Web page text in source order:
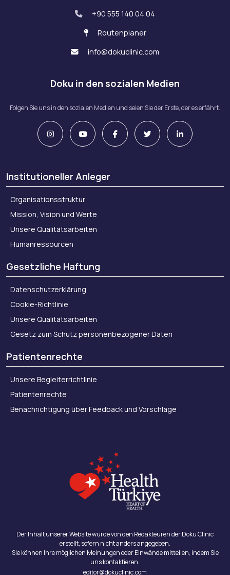
+90 555 140 04 04
Routenplaner
info@dokuclinic.com
Doku in den sozialen Medien
Folgen Sie uns in den sozialen Medien und seien Sie der Erste, der es erfährt.
Institutioneller Anleger
Organisationsstruktur
Mission, Vision und Werte
Unsere Qualitätsarbeiten
Humanressourcen
Gesetzliche Haftung
Datenschutzerklärung
Cookie-Richtlinie
Unsere Qualitätsarbeiten
Gesetz zum Schutz personenbezogener Daten
Patientenrechte
Unsere Begleiterrichtlinie
Patientenrechte
Benachrichtigung über Feedback und Vorschläge
Der Inhalt unserer Website wurde von den Redakteuren der Doku Clinic
erstellt, sofern nicht anders angegeben.
Sie können Ihre möglichen Meinungen oder Einwände mitteilen, indem Sie
uns kontaktieren.
editor@dokuclinic.com